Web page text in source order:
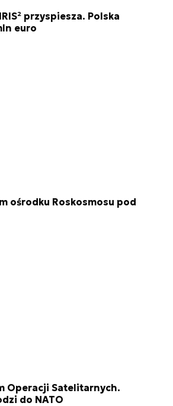
przyspiesza. Polska
euro
ośrodku Roskosmosu pod
Operacji Satelitarnych.
do NATO